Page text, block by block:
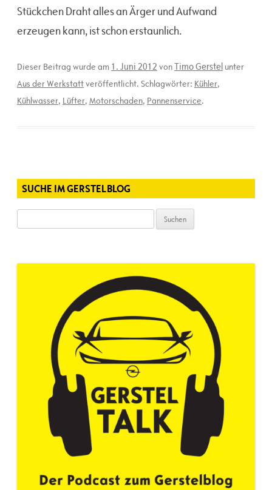
Stückchen Draht alles an Ärger und Aufwand
erzeugen kann, ist schon erstaunlich.
Dieser Beitrag wurde am 1. Juni 2012 vonTimo Gerstel unter
Aus der Werkstattveröffentlicht. Schlagwörter: Kühler,
Kühlwasser, Lüfter, Motorschaden, Pannenservice.
SUCHE IM GERSTELBLOG
nach: